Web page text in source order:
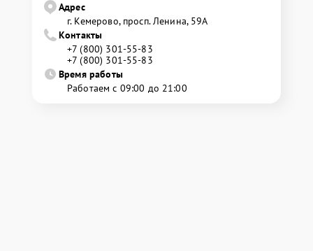
Адрес
г. Кемерово, просп. Ленина, 59А
Контакты
+7 (800) 301-55-83
+7 (800) 301-55-83
Время работы
Работаем с 09:00 до 21:00